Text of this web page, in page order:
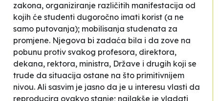
zakona, organiziranje različitih manifestacija od
kojih će studenti dugoročno imati korist (a ne
samo putovanja); mobilisanja studenata za
promjene. Njegova bi zadaća bila i da zove na
pobunu protiv svakog profesora, direktora,
dekana, rektora, ministra, Države i drugih koji se
trude da situacija ostane na što primitivnijem
nivou. Ali sasvim je jasno da je u interesu vlasti da
reproducira ovakvo stanje; najlakše je vladati